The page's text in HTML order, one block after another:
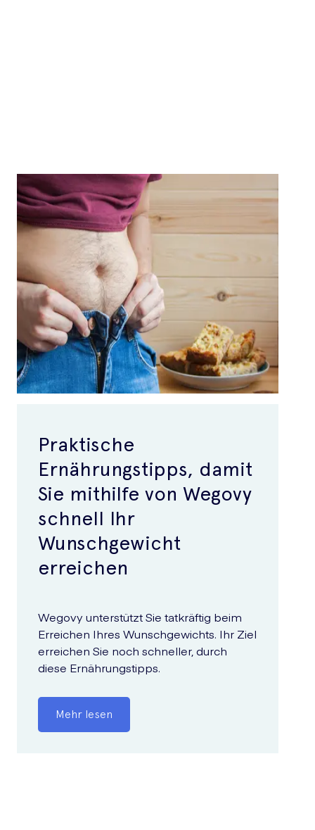
Praktische
Ernährungstipps, damit
Sie mithilfe von Wegovy
schnell Ihr
Wunschgewicht
erreichen
Wegovy unterstützt Sie tatkräftig beim
Erreichen Ihres Wunschgewichts. Ihr Ziel
erreichen Sie noch schneller, durch
diese Ernährungstipps.
Mehr lesen